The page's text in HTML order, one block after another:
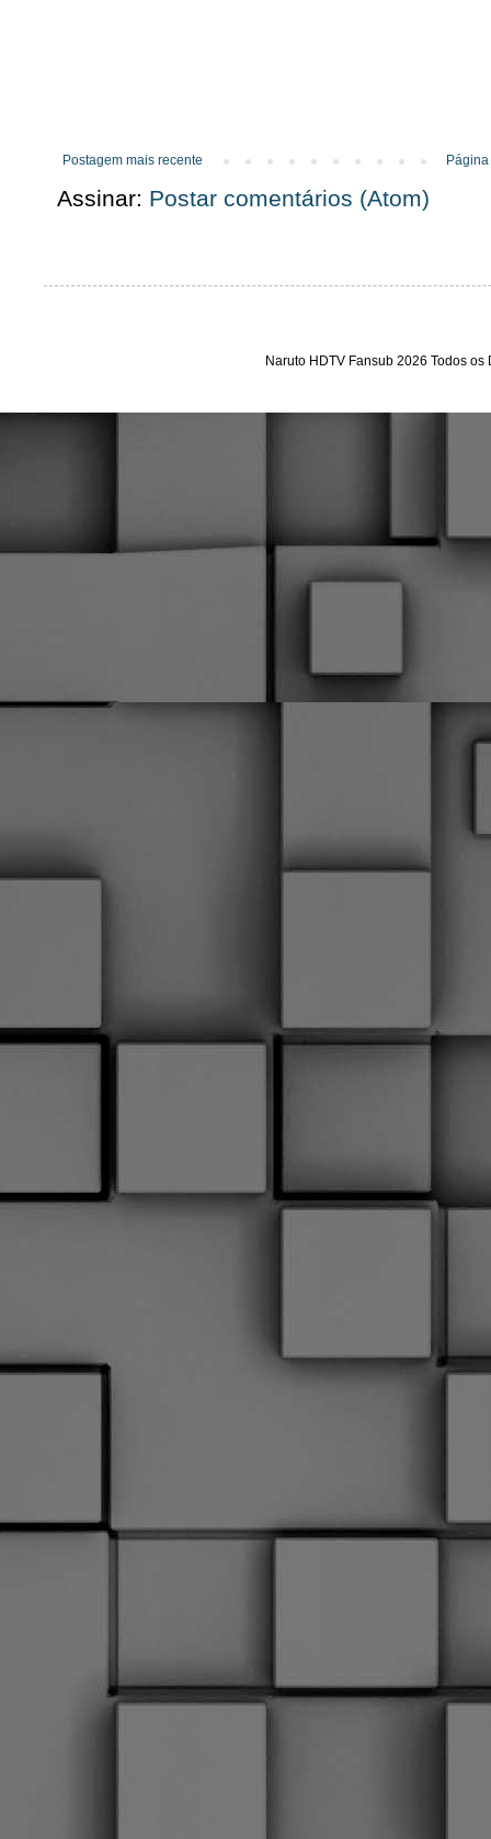
Postagem mais recente
Assinar: Postar comentários (Atom)
Naruto HDTV Fansub 2026 Todos